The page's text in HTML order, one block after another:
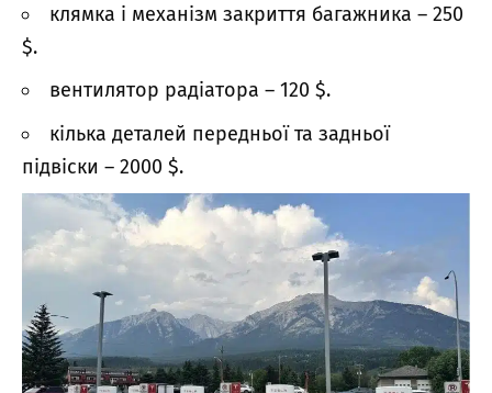
клямка і механізм закриття багажника – 250
$.
вентилятор радіатора – 120 $.
кілька деталей передньої та задньої
підвіски – 2000 $.